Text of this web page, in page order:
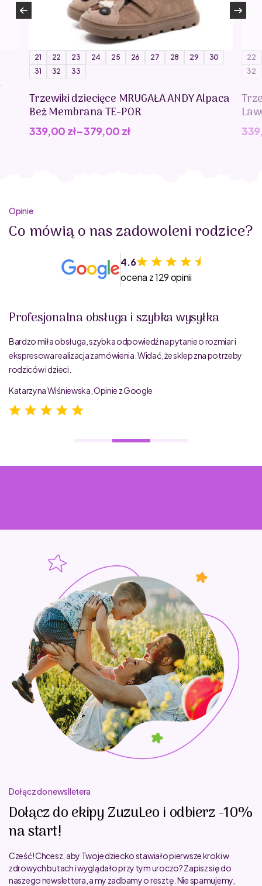
21 22 23 24 25 26 27 28 29
30
31
32 33
Trzewiki dziecięce MRUGAŁA ANDY Alpaca
Beż Membrana TE-POR
339,00 zł–379,00 zł
22
32
Opinie
Co mówią o nas zadowoleni rodzice?
4.6
ocena z 129 opinii
Profesjonalna obsługa i szybka wysyłka
Bardzo miła obsługa, szybka odpowiedź na pytanie o rozmiar i
ekspresowa realizacja zamówienia. Widać, że sklep zna potrzeby
rodziców i dzieci.
Katarzyna Wiśniewska, Opinie z Google
Dołącz do newslletera
Dołącz do ekipy ZuzuLeo i odbierz -10%
na start!
Cześć! Chcesz, aby Twoje dziecko stawiało pierwsze kroki w
zdrowych butach i wyglądało przy tym uroczo? Zapisz się do
naszego newslettera, a my zadbamy o resztę. Nie spamujemy,